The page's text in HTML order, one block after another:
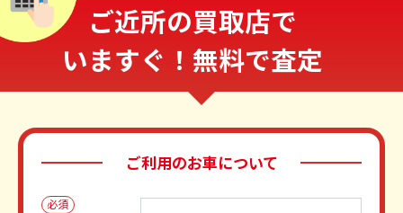
ご近所の買取店で
いますぐ！無料で査定
ご利用のお車について
必須